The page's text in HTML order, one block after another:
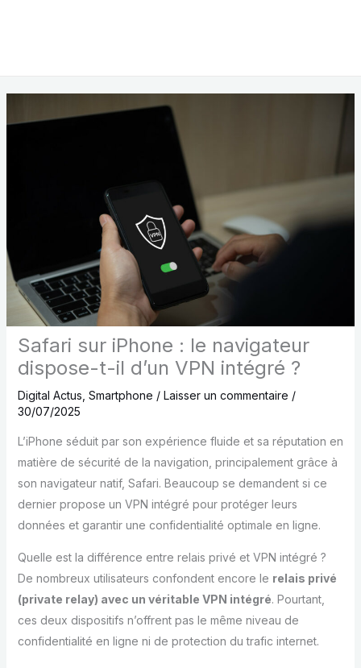
Safari sur iPhone : le navigateur
dispose-t-il d’un VPN intégré ?
Digital Actus, Smartphone / Laisser un commentaire /
30/07/2025
L’iPhone séduit par son expérience fluide et sa réputation en
matière de sécurité de la navigation, principalement grâce à
son navigateur natif, Safari. Beaucoup se demandent si ce
dernier propose un VPN intégré pour protéger leurs
données et garantir une confidentialité optimale en ligne.
Quelle est la différence entre relais privé et VPN intégré ?
De nombreux utilisateurs confondent encore le relais privé
(private relay) avec un véritable VPN intégré. Pourtant,
ces deux dispositifs n’offrent pas le même niveau de
confidentialité en ligne ni de protection du trafic internet.